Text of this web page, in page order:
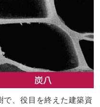
で、役目を終えた建築資